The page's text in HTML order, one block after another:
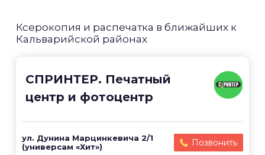
Ксерокопия и распечатка в ближайших к
Кальварийской районах
СПРИНТЕР. Печатный
центр и фотоцентр
ул. Дунина Марцинкевича 2/1
(универсам «Хит»)
Позвонить